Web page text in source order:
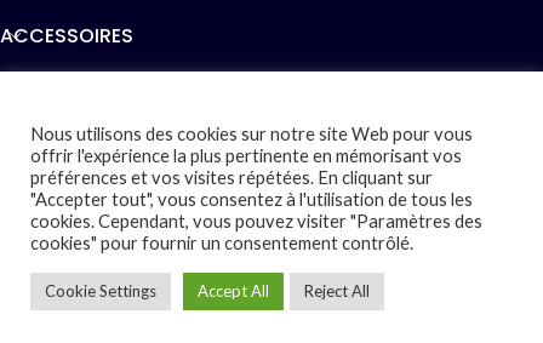
ACCESSOIRES
AIDE
EXPOCRÉATIVE2019 - Tous droits Réservés - Design par
STUDIO7
Nous utilisons des cookies sur notre site Web pour vous
offrir l'expérience la plus pertinente en mémorisant vos
préférences et vos visites répétées. En cliquant sur
"Accepter tout", vous consentez à l'utilisation de tous les
cookies. Cependant, vous pouvez visiter "Paramètres des
cookies" pour fournir un consentement contrôlé.
Cookie Settings Accept All Reject All
0